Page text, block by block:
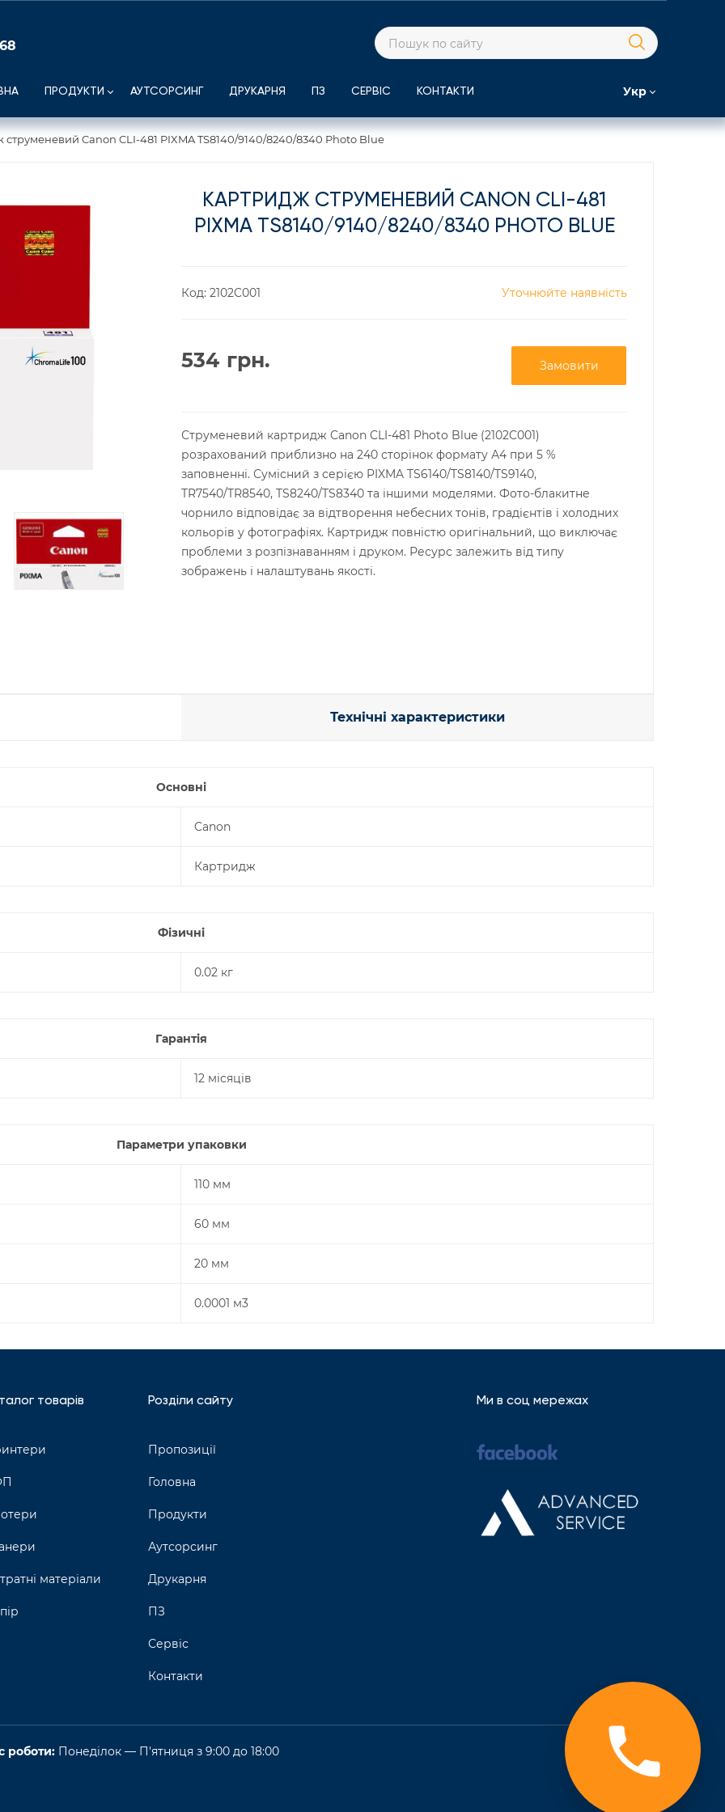
ПРОДУКТИ АУТСОРСИНГ ДРУКАРНЯ ПЗ СЕРВІС КОНТАКТИ Укр
Canon CLI-481 PIXMA TS8140/9140/8240/8340 Photo Blue
КАРТРИДЖ СТРУМЕНЕВИЙ CANON CLI-481
PIXMA TS8140/9140/8240/8340 PHOTO BLUE
Код: 2102C001 Уточнюйте наявність
534 грн. Замовити
Струменевий картридж Canon CLI-481 Photo Blue (2102C001)
розрахований приблизно на 240 сторінок формату А4 при 5 %
заповненні. Сумісний з серією PIXMA TS6140/TS8140/TS9140,
TR7540/TR8540, TS8240/TS8340 та іншими моделями. Фото-блакитне
чорнило відповідає за відтворення небесних тонів, градієнтів і холодних
кольорів у фотографіях. Картридж повністю оригінальний, що виключає
проблеми з розпізнаванням і друком. Ресурс залежить від типу
зображень і налаштувань якості.
Технічні характеристики
Основні
Canon
Картридж
Фізичні
0.02 кг
Гарантія
12 місяців
Параметри упаковки
110 мм
60 мм
20 мм
0.0001 м3
товарів
матеріали
Розділи сайту
Пропозиції
Головна
Продукти
Аутсорсинг
Друкарня
ПЗ
Сервіс
Контакти
Ми в соц мережах
роботи: Понеділок — П'ятниця з 9:00 до 18:00